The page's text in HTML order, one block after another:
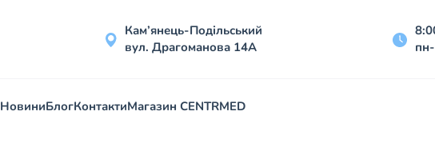
Кам’янець-Подільський
вул. Драгоманова 14А
НовиниБлогКонтактиМагазин CENTRMED